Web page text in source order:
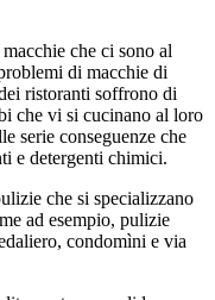
che ci sono al
di macchie di
ristoranti soffrono di
che vi si cucinano al loro
serie conseguenze che
e detergenti chimici.
che si specializzano
ad esempio, pulizie
condomìni e via